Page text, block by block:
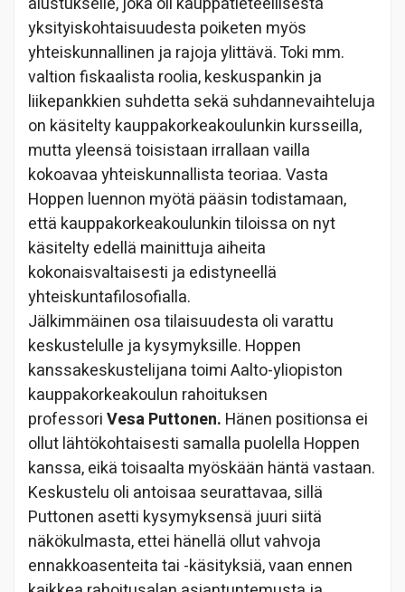
yksityiskohtaisuudesta poiketen myös
yhteiskunnallinen ja rajoja ylittävä. Toki mm.
valtion fiskaalista roolia, keskuspankin ja
liikepankkien suhdetta sekä suhdannevaihteluja
on käsitelty kauppakorkeakoulunkin kursseilla,
mutta yleensä toisistaan irrallaan vailla
kokoavaa yhteiskunnallista teoriaa. Vasta
Hoppen luennon myötä pääsin todistamaan,
että kauppakorkeakoulunkin tiloissa on nyt
käsitelty edellä mainittuja aiheita
kokonaisvaltaisesti ja edistyneellä
yhteiskuntafilosofialla.
Jälkimmäinen osa tilaisuudesta oli varattu
keskustelulle ja kysymyksille. Hoppen
kanssakeskustelijana toimi Aalto-yliopiston
kauppakorkeakoulun rahoituksen
professoriVesa Puttonen. Hänen positionsa ei
ollut lähtökohtaisesti samalla puolella Hoppen
kanssa, eikä toisaalta myöskään häntä vastaan.
Keskustelu oli antoisaa seurattavaa, sillä
Puttonen asetti kysymyksensä juuri siitä
näkökulmasta, ettei hänellä ollut vahvoja
ennakkoasenteita tai -käsityksiä, vaan ennen